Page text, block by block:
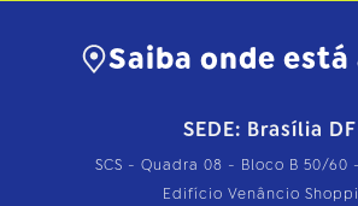
Saiba onde está
SEDE: Brasília DF
SCS - Quadra 08 - Bloco B 50/60
Edifício Venâncio